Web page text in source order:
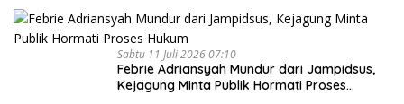
Sabtu 11 Juli 2026 07:10
Febrie Adriansyah Mundur dari Jampidsus,
Kejagung Minta Publik Hormati Proses